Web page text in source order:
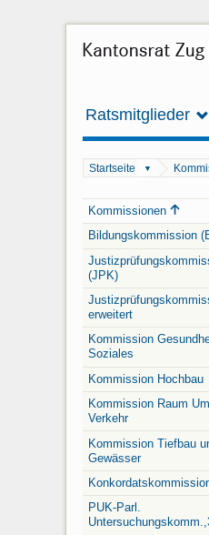
Ratsmitglieder
Startseite ▼
Navigation
Kommissionen
Bildungskommission
(JPK)
erweitert
Kommission
Soziales
Kommission Hochbau
Kommission Raum
Verkehr
Kommission Tiefbau
Gewässer
PUK-Parl.